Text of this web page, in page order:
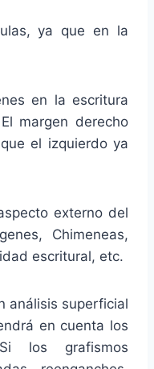
ya que en la
en la escritura
margen derecho
el izquierdo ya
externo del
Chimeneas,
escritural, etc.
análisis superficial
en cuenta los
los grafismos